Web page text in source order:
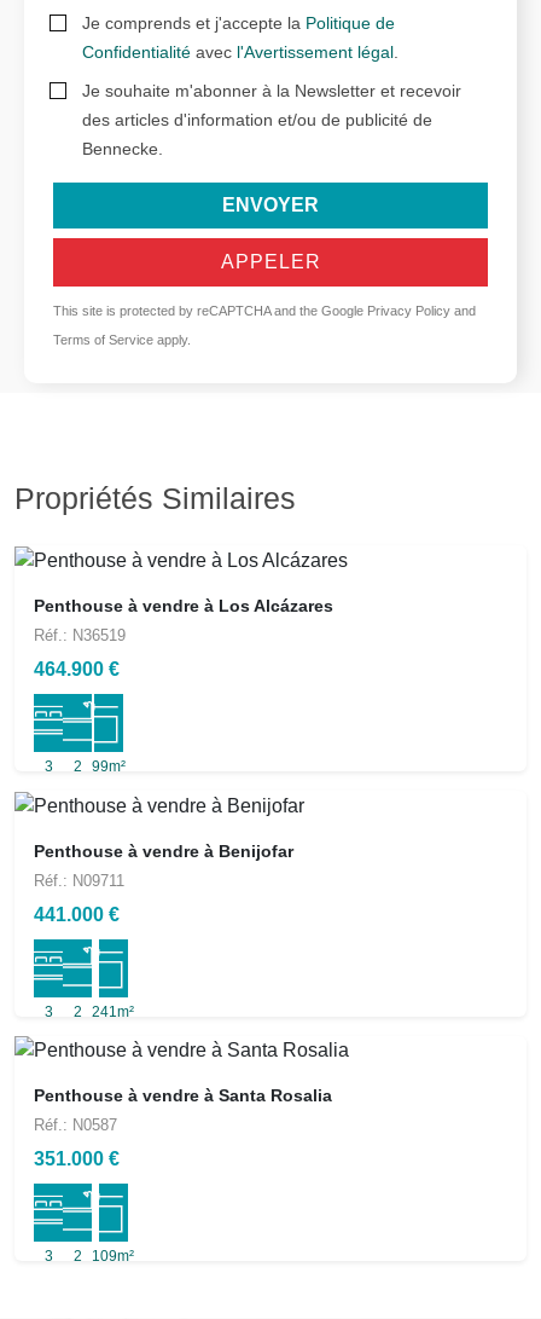
Je comprends et j'accepte la Politique de
Confidentialité avec l'Avertissement légal
Je souhaite m'abonner à la Newsletter et recevoir
des articles d'information et/ou de publicité de
Bennecke.
ENVOYER
APPELER
This site is protected by reCAPTCHA and the Google Privacy Policy and
Terms of Service apply.
Propriétés Similaires
Penthouse à vendre à Los Alcázares
Réf.: N36519
464.900 €
3 2 99m²
Penthouse à vendre à Benijofar
Réf.: N09711
441.000 €
3 2 241m²
Penthouse à vendre à Santa Rosalia
Réf.: N0587
351.000 €
3 2 109m²